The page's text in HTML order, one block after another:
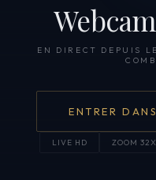
EN DIRECT DEPUIS
ENTRER
LIVE HD ZOOM 32X